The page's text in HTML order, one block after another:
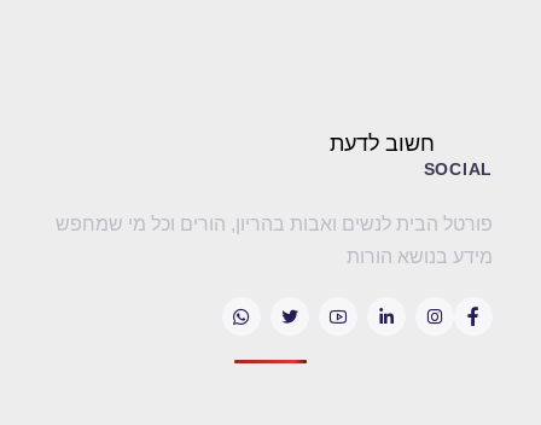
חשוב לדעת
SOCIAL
פורטל הבית לנשים ואבות בהריון, הורים וכל מי שמחפש
מידע בנושא הורות